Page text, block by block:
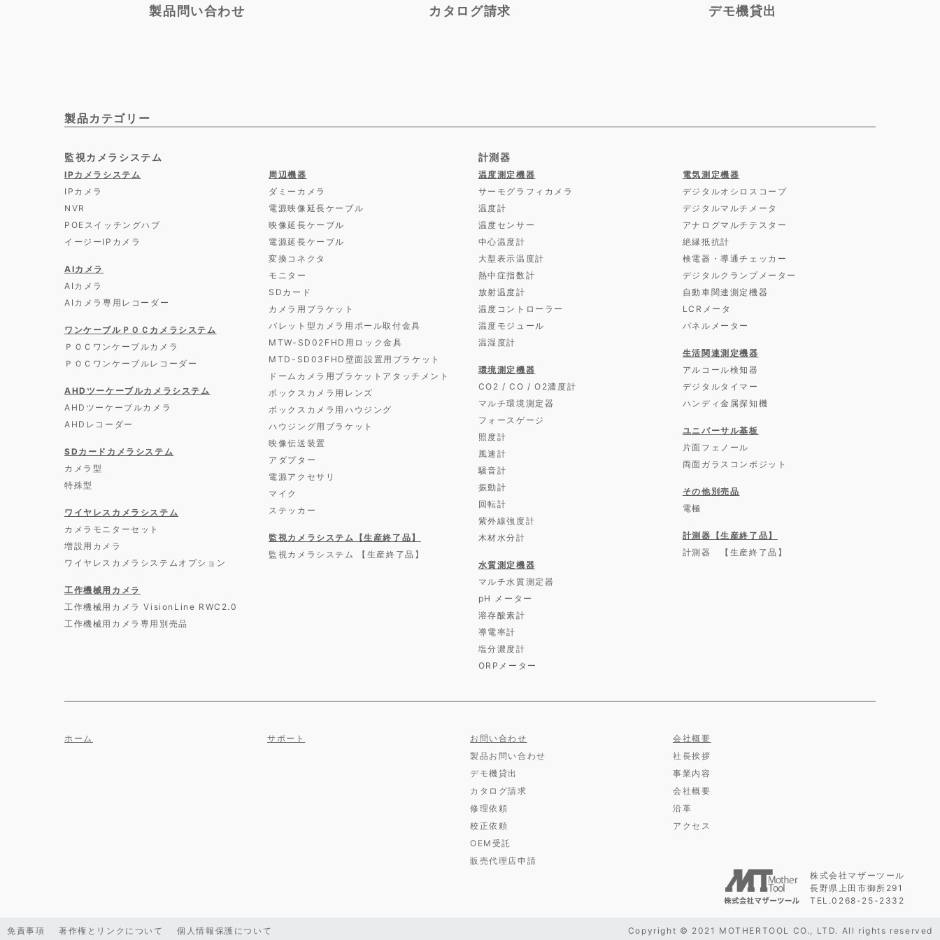
製品問い合わせ カタログ請求 デモ機貸出
製品カテゴリー
監視カメラシステム
IPカメラシステム
IPカメラ
NVR
POEスイッチングハブ
イージーIPカメラ
AIカメラ
AIカメラ
AIカメラ専用レコーダー
ワンケーブルＰＯＣカメラシステム
ＰＯＣワンケーブルカメラ
ＰＯＣワンケーブルレコーダー
AHDツーケーブルカメラシステム
AHDツーケーブルカメラ
AHDレコーダー
SDカードカメラシステム
カメラ型
特殊型
ワイヤレスカメラシステム
カメラモニターセット
増設用カメラ
ワイヤレスカメラシステムオプション
工作機械用カメラ
工作機械用カメラ VisionLine RWC2.0
工作機械用カメラ専用別売品
周辺機器
ダミーカメラ
電源映像延長ケーブル
映像延長ケーブル
電源延長ケーブル
変換コネクタ
モニター
SDカード
カメラ用ブラケット
バレット型カメラ用ポール取付金具
MTW-SD02FHD用ロック金具
MTD-SD03FHD壁面設置用ブラケット
ドームカメラ用ブラケットアタッチメント
ボックスカメラ用レンズ
ボックスカメラ用ハウジング
ハウジング用ブラケット
映像伝送装置
アダプター
電源アクセサリ
マイク
ステッカー
監視カメラシステム【生産終了品】
監視カメラシステム 【生産終了品】
計測器
温度測定機器
サーモグラフィカメラ
温度計
温度センサー
中心温度計
大型表示温度計
熱中症指数計
放射温度計
温度コントローラー
温度モジュール
温湿度計
環境測定機器
CO2 / CO / O2濃度計
マルチ環境測定器
フォースゲージ
照度計
風速計
騒音計
振動計
回転計
紫外線強度計
木材水分計
水質測定機器
マルチ水質測定器
pH メーター
溶存酸素計
導電率計
塩分濃度計
ORPメーター
電気測定機器
デジタルオシロスコープ
デジタルマルチメータ
アナログマルチテスター
絶縁抵抗計
検電器・導通チェッカー
デジタルクランプメーター
自動車関連測定機器
LCRメータ
パネルメーター
生活関連測定機器
アルコール検知器
デジタルタイマー
ハンディ金属探知機
ユニバーサル基板
片面フェノール
両面ガラスコンポジット
その他別売品
電極
計測器【生産終了品】
計測器 【生産終了品】
ホーム サポート
お問い合わせ
製品お問い合わせ
デモ機貸出
カタログ請求
修理依頼
校正依頼
OEM受託
販売代理店申請
会社概要
社長挨拶
事業内容
会社概要
沿革
アクセス
株式会社マザーツール
長野県上田市御所291
TEL.0268-25-2332
免責事項 著作権とリンクについて 個人情報保護について Copyright © 2021 MOTHERTOOL CO., LTD. All rights reserved